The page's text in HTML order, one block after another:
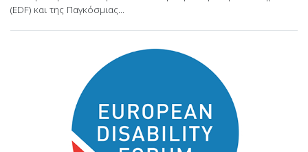
(EDF) και της Παγκόσμιας...